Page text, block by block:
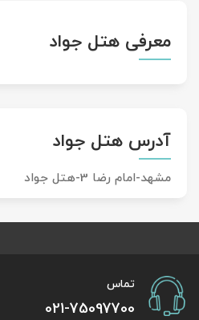
معرفی هتل جواد
آدرس هتل جواد
مشهد-امام رضا 3-هتل جواد
تماس
021-75097700